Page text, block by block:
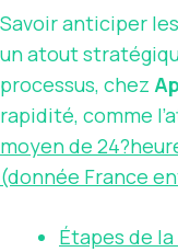
Savoir anticiper
un atout
processus, chez
rapidité, comme
moyen de
(donnée France
Étapes de